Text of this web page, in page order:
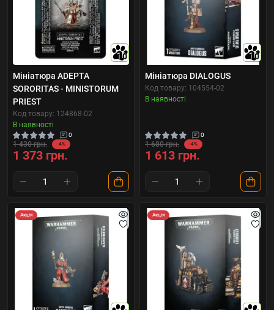
10
Мініатюра ADEPTA
SORORITAS - MINISTORUM
PRIEST
Код товару: 124868-02
В наявності
0
1 430 грн. -4%
1 373 грн.
10
Мініатюра DIALOGUS
Код товару: 104554-02
В наявності
0
1 680 грн. -4%
1 613 грн.
Акція Акція